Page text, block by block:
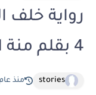
رواية خلف
4 بقلم منة الله الجزار
stories منذ